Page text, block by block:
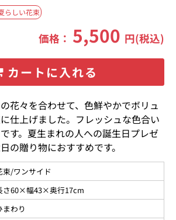
らしい花束
価格： 5,500 円(税込)
カートに入れる
花々を合わせて、色鮮やかでボリュ
仕上げました。フレッシュな色合い
す。夏生まれの人への誕生日プレゼ
の贈り物におすすめです。
束/ワンサイド
さ60×幅43×奥行17cm
まわり